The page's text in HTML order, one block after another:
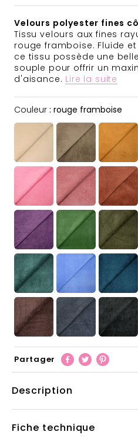
Velours polyester fines
Tissu velours aux fines
rouge framboise. Fluide
ce tissu possède une
souple pour offrir un
d'aisance. Lire la suite
Couleur : rouge framboise
Partager
Description
Fiche technique